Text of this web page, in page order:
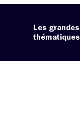
Les grandes
thématiques